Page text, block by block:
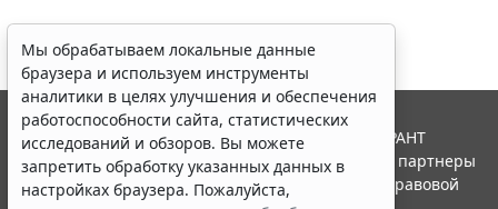
Мы обрабатываем локальные данные
браузера и используем инструменты
аналитики в целях улучшения и обеспечения
работоспособности сайта, статистических
исследований и обзоров. Вы можете
запретить обработку указанных данных в
настройках браузера. Пожалуйста,
© ООО "НПП "ГАРАНТ-СЕРВИС", 2026. Система ГАРАНТ
выпускается с 1990 года. Компания "Гарант" и ее партнеры
являются участниками Российской ассоциации правовой